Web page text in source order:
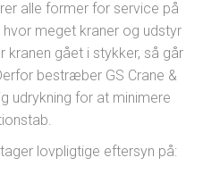
alle former for service på
meget kraner og udstyr
kranen gået i stykker, så går
bestræber GS Crane &
udrykning for at minimere
lovpligtige eftersyn på: